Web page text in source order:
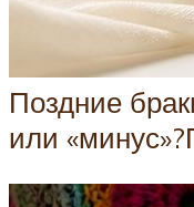
Поздние
или